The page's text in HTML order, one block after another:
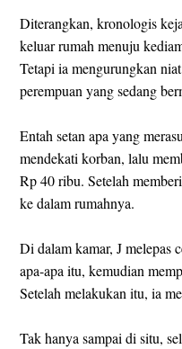
Diterangkan, kronologis
keluar rumah menuju
Tetapi ia mengurungkan
perempuan yang sedang
Entah setan apa yang
mendekati korban, lalu
Rp 40 ribu. Setelah
ke dalam rumahnya.
Di dalam kamar, J melepas
apa-apa itu, kemudian
Setelah melakukan itu, ia
Tak hanya sampai di situ,